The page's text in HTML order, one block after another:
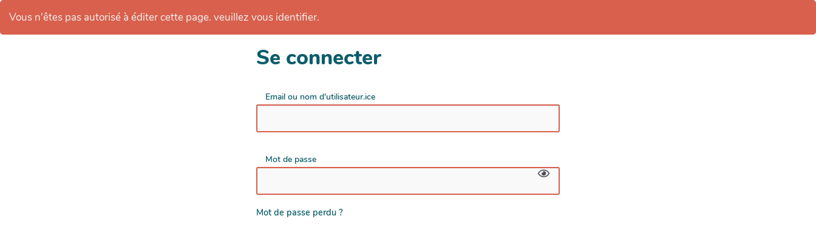
Vous n'êtes pas autorisé à éditer cette page. veuillez vous identifier.
Se connecter
Email ou nom d'utilisateur.ice
Mot de passe
Mot de passe perdu ?